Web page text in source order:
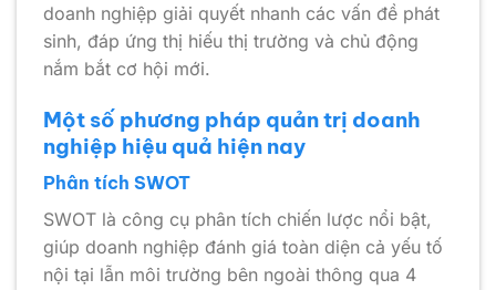
doanh nghiệp giải quyết nhanh các vấn đề phát
sinh, đáp ứng thị hiếu thị trường và chủ động
nắm bắt cơ hội mới.
Một số phương pháp quản trị doanh
nghiệp hiệu quả hiện nay
Phân tích SWOT
SWOT là công cụ phân tích chiến lược nổi bật,
giúp doanh nghiệp đánh giá toàn diện cả yếu tố
nội tại lẫn môi trường bên ngoài thông qua 4